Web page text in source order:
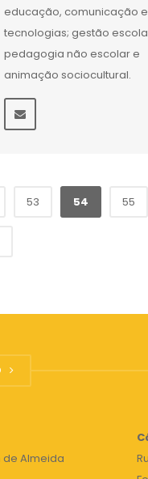
educação, comunicação e
tecnologias; gestão
pedagogia não escolar e
animação sociocultural.
53 54 55
de Almeida